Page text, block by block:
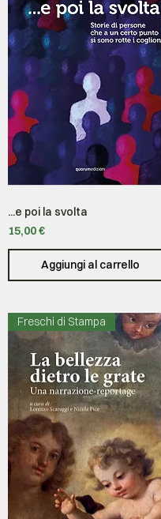
...e poi la svolta
Prezzo
15,00 €
Aggiungi al carrello
Freschi di Stampa